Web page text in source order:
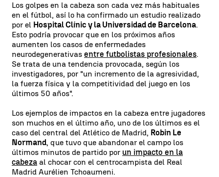
Los golpes en la cabeza son cada vez más habituales
en el fútbol, así lo ha confirmado un estudio realizado
por el Hospital Clínic y la Universidad de Barcelona.
Esto podría provocar que en los próximos años
aumenten los casos de enfermedades
neurodegenerativas entre futbolistas profesionales.
Se trata de una tendencia provocada, según los
investigadores, por "un incremento de la agresividad,
la fuerza física y la competitividad del juego en los
últimos 50 años".
Los ejemplos de impactos en la cabeza entre jugadores
son muchos en el último año, uno de los últimos es el
caso del central del Atlético de Madrid, Robin Le
Normand, que tuvo que abandonar el campo los
últimos minutos de partido por un impacto en la
cabeza al chocar con el centrocampista del Real
Madrid Aurélien Tchoaumeni.